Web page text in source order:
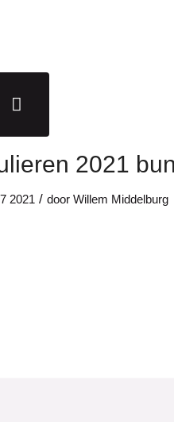
2021
2021 / door Willem Middelburg